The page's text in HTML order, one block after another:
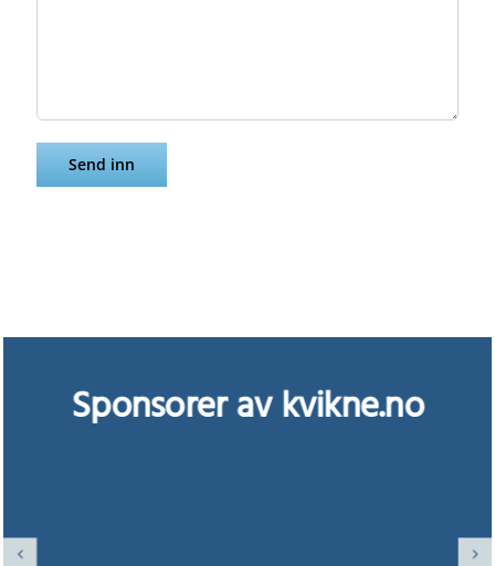
Sponsorer av kvikne.no